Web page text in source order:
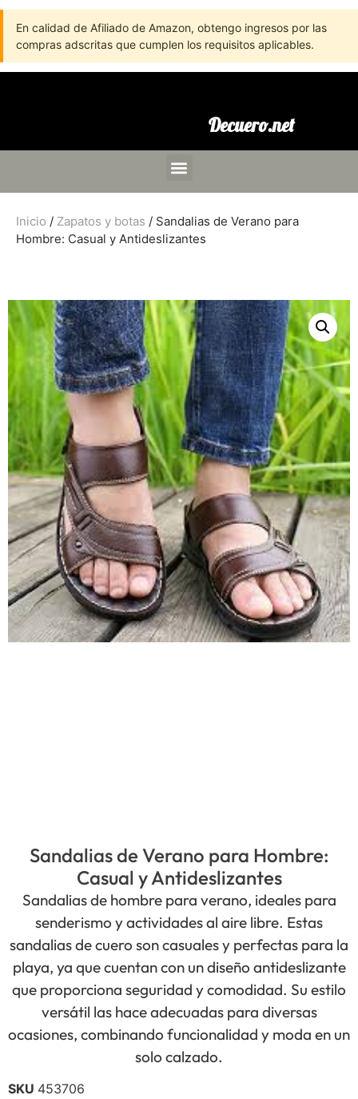
En calidad de Afiliado de Amazon, obtengo ingresos por las
compras adscritas que cumplen los requisitos aplicables.
Decuero.net
Inicio / Zapatos y botas / Sandalias de Verano para
Hombre: Casual y Antideslizantes
Sandalias de Verano para Hombre:
Casual y Antideslizantes
Sandalias de hombre para verano, ideales para
senderismo y actividades al aire libre. Estas
sandalias de cuero son casuales y perfectas para la
playa, ya que cuentan con un diseño antideslizante
que proporciona seguridad y comodidad. Su estilo
versátil las hace adecuadas para diversas
ocasiones, combinando funcionalidad y moda en un
solo calzado.
SKU 453706